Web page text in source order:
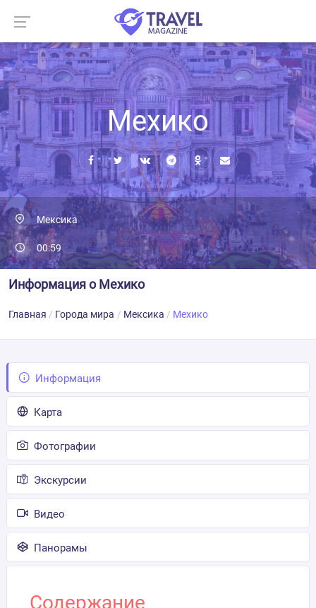
Мехико
Мексика
00:59
Информация о Мехико
Главная Города мира Мексика Мехико
Информация
Карта
Фотографии
Экскурсии
Видео
Панорамы
Содержание